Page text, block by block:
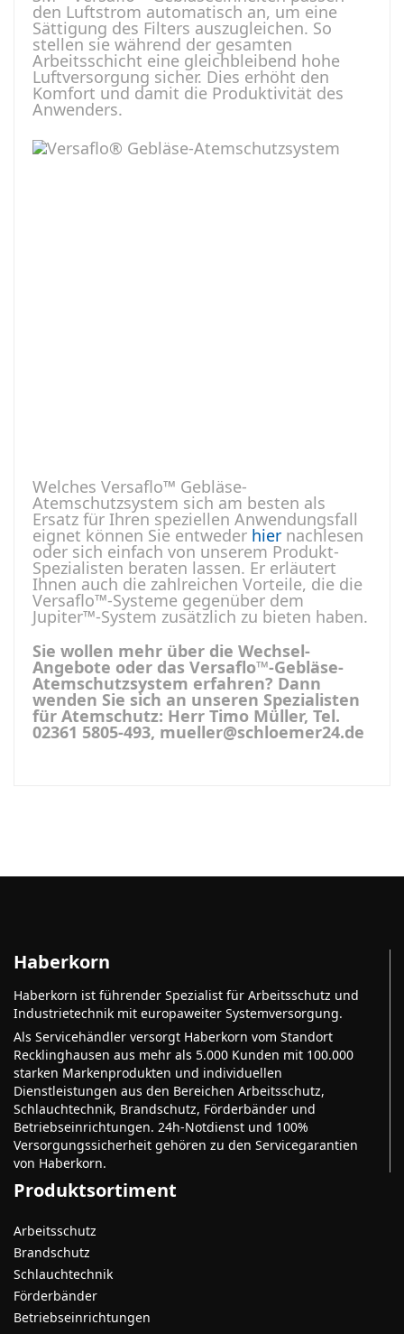
den Luftstrom automatisch an, um eine
Sättigung des Filters auszugleichen. So
stellen sie während der gesamten
Arbeitsschicht eine gleichbleibend hohe
Luftversorgung sicher. Dies erhöht den
Komfort und damit die Produktivität des
Anwenders.
Welches Versaflo™ Gebläse-
Atemschutzsystem sich am besten als
Ersatz für Ihren speziellen Anwendungsfall
eignet können Sie entweder hier nachlesen
oder sich einfach von unserem Produkt-
Spezialisten beraten lassen. Er erläutert
Ihnen auch die zahlreichen Vorteile, die die
Versaflo™-Systeme gegenüber dem
Jupiter™-System zusätzlich zu bieten haben.
Sie wollen mehr über die Wechsel-
Angebote oder das Versaflo™-Gebläse-
Atemschutzsystem erfahren? Dann
wenden Sie sich an unseren Spezialisten
für Atemschutz: Herr Timo Müller, Tel.
02361 5805-493, mueller@schloemer24.de
Haberkorn
Haberkorn ist führender Spezialist für Arbeitsschutz und
Industrietechnik mit europaweiter Systemversorgung.
Als Servicehändler versorgt Haberkorn vom Standort
Recklinghausen aus mehr als 5.000 Kunden mit 100.000
starken Markenprodukten und individuellen
Dienstleistungen aus den Bereichen Arbeitsschutz,
Schlauchtechnik, Brandschutz, Förderbänder und
Betriebseinrichtungen. 24h-Notdienst und 100%
Versorgungssicherheit gehören zu den Servicegarantien
von Haberkorn.
Produktsortiment
Arbeitsschutz
Brandschutz
Schlauchtechnik
Förderbänder
Betriebseinrichtungen